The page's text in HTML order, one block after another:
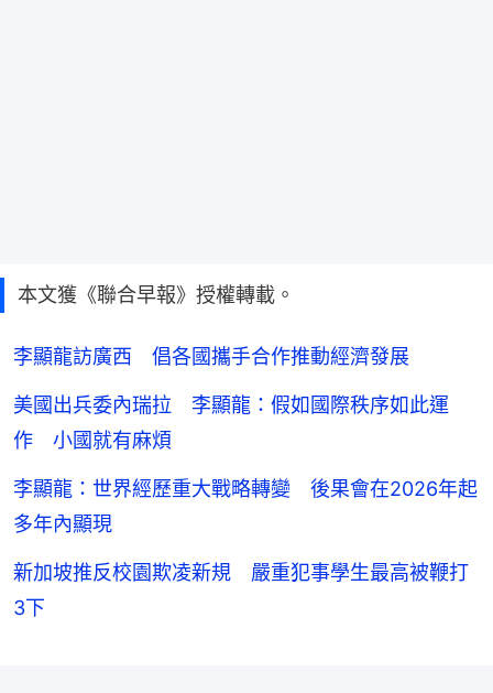
本文獲《聯合早報》授權轉載。
李顯龍訪廣西 倡各國攜手合作推動經濟發展
美國出兵委內瑞拉 李顯龍：假如國際秩序如此運
作 小國就有麻煩
李顯龍：世界經歷重大戰略轉變 後果會在2026年起
多年內顯現
新加坡推反校園欺凌新規 嚴重犯事學生最高被鞭打
3下